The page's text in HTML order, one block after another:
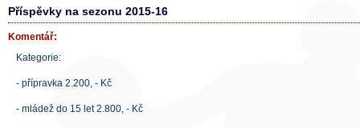
Příspěvky na sezonu 2015-16
Komentář:
Kategorie:
- přípravka 2.200, - Kč
- mládež do 15 let 2.800, - Kč